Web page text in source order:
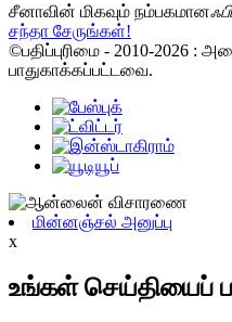
சீனாவின் மிகவும் நம்பகமான
சந்தா சேருங்கள்!
©பதிப்புரிமை - 2010-2026 :
பாதுகாக்கப்பட்டவை.
மின்னஞ்சல் அனுப்பு
x
உங்கள் செய்தியைப்